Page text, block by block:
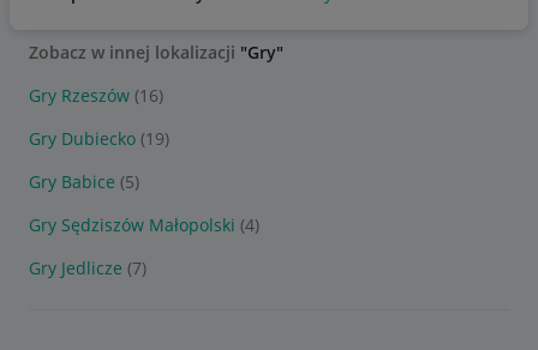
Zobacz w innej lokalizacji "Gry"
Gry Rzeszów (16)
Gry Dubiecko (19)
Gry Babice (5)
Gry Sędziszów Małopolski (4)
Gry Jedlicze (7)